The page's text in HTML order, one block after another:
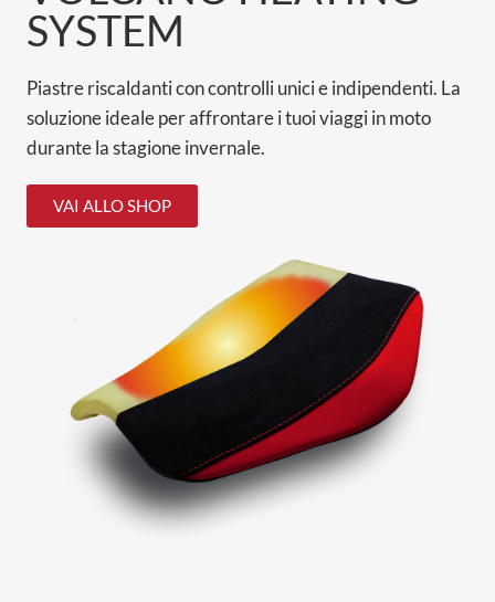
SYSTEM
Piastre riscaldanti con controlli unici e indipendenti. La
soluzione ideale per affrontare i tuoi viaggi in moto
durante la stagione invernale.
VAI ALLO SHOP